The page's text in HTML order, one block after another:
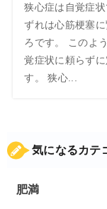
狭心症は自覚症
ずれは心筋梗塞
ろです。 このよ
覚症状に頼らず
す。 狭心...
気になるカテ
肥満